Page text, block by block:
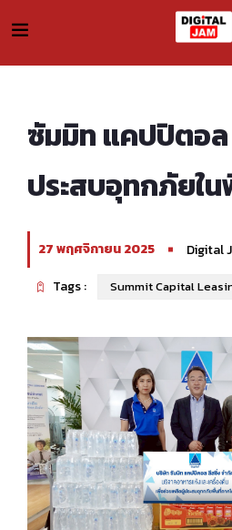
ซัมมิท แคปปิตอ
ประสบอุทกภัยใ
27 พฤศจิกายน 2025
Digital
Tags :
Summit Capital